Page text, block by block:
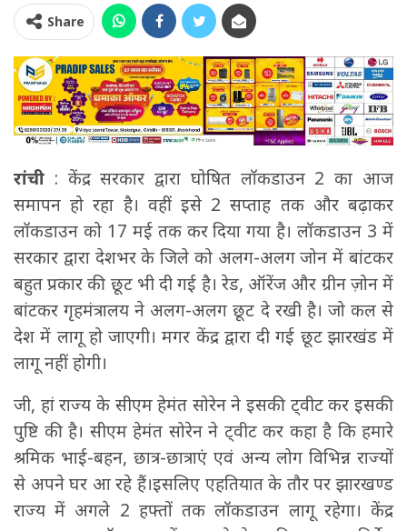
Share
रांची : केंद्र सरकार द्वारा घोषित लॉकडाउन 2 का आज
समापन हो रहा है। वहीं इसे 2 सप्ताह तक और बढ़ाकर
लॉकडाउन को 17 मई तक कर दिया गया है। लॉकडाउन 3 में
सरकार द्वारा देशभर के जिले को अलग-अलग जोन में बांटकर
बहुत प्रकार की छूट भी दी गई है। रेड, ऑरेंज और ग्रीन ज़ोन में
बांटकर गृहमंत्रालय ने अलग-अलग छूट दे रखी है। जो कल से
देश में लागू हो जाएगी। मगर केंद्र द्वारा दी गई छूट झारखंड में
लागू नहीं होगी।
जी, हां राज्य के सीएम हेमंत सोरेन ने इसकी ट्वीट कर इसकी
पुष्टि की है। सीएम हेमंत सोरेन ने ट्वीट कर कहा है कि हमारे
श्रमिक भाई-बहन, छात्र-छात्राएं एवं अन्य लोग विभिन्न राज्यों
से अपने घर आ रहे हैं।इसलिए एहतियात के तौर पर झारखण्ड
राज्य में अगले 2 हफ्तों तक लॉकडाउन लागू रहेगा। केंद्र